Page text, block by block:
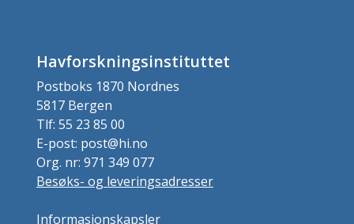
Havforskningsinstituttet
Postboks 1870 Nordnes
5817 Bergen
Tlf: 55 23 85 00
E-post: post@hi.no
Org. nr: 971 349 077
Besøks- og leveringsadresser
Informasjonskapsler